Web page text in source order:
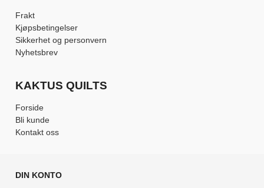
Frakt
Kjøpsbetingelser
Sikkerhet og personvern
Nyhetsbrev
KAKTUS QUILTS
Forside
Bli kunde
Kontakt oss
DIN KONTO